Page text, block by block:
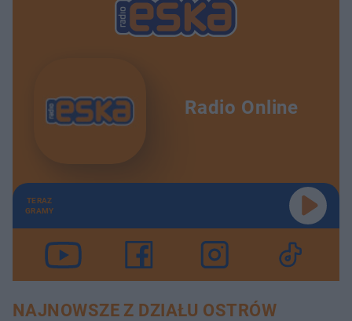
Radio Online
TERAZ
GRAMY
NAJNOWSZE Z DZIAŁU OSTRÓW